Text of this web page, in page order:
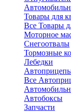
Товары для
Все Товары
Моторное
Снегоотвалы
Тормозные
Лебедки
Все
Автобоксы
Запчасти